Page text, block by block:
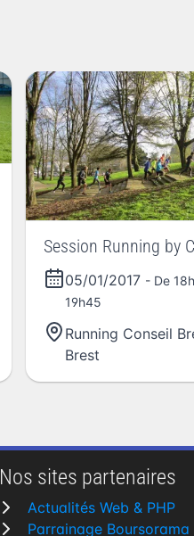
Session Running by
05/01/2017 - De
19h45
Running Conseil
Brest
Nos sites partenaires
Actualités Web & PHP
Parrainage Boursorama